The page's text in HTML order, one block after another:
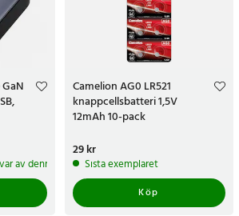
av denna produkt
Camelion AG0 LR521
knappcellsbatteri 1,5V
12mAh 10-pack
Pris:
29 kr
Sista exemplaret
Köp